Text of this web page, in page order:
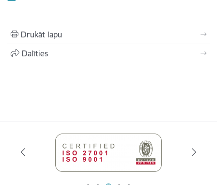
Drukāt lapu
Dalīties